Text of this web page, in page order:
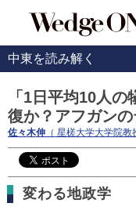
中東を読み解く
「1日平均10人
復か？アフガン
佐々木伸 （ 星槎大学大学院教
変わる地政学